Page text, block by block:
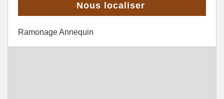
Nous localiser
Ramonage Annequin